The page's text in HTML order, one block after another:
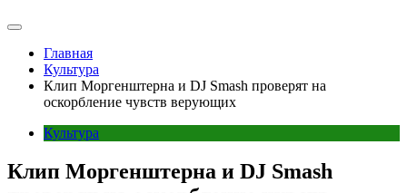
Главная
Культура
Клип Моргенштерна и DJ Smash проверят на
оскорбление чувств верующих
Культура
Клип Моргенштерна и DJ Smash